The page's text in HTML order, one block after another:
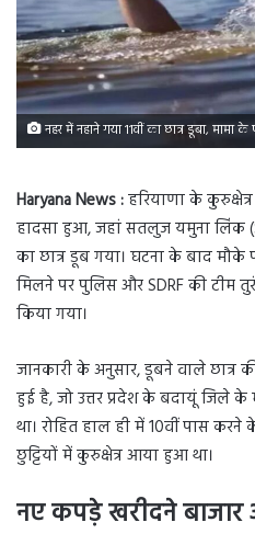
नहर में नहाने गया 11वीं का छात्र डूबा, मामा के
Haryana News :हरियाणा के
हादसा हुआ, जहां सतलुज यमुना लिंक
का छात्र डूब गया। घटना के बाद
मिलने पर पुलिस और SDRF की टीम
किया गया।
जानकारी के अनुसार, डूबने वाले छात्र
हुई है, जो उत्तर प्रदेश के बदायूं जिले
था। रोहित हाल ही में 10वीं पास
छुट्टियों में कुरुक्षेत्र आया हुआ था।
नए कपड़े खरीदने बाजार